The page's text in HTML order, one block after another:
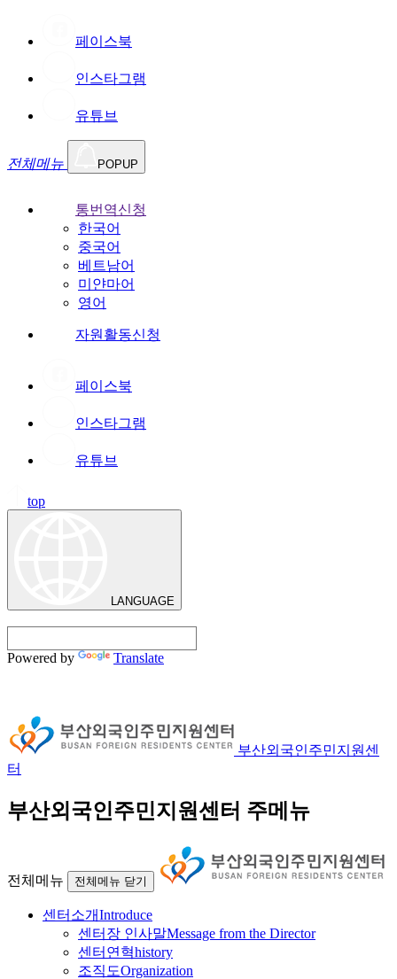
페이스북
인스타그램
유튜브
전체메뉴 POPUP
통번역신청
한국어
중국어
베트남어
미얀마어
영어
자원활동신청
페이스북
인스타그램
유튜브
top
LANGUAGE
Powered by Translate
부산외국인주민지원센
터
부산외국인주민지원센터 주메뉴
전체메뉴 전체메뉴 닫기
센터소개Introduce
센터장 인사말Message from the Director
센터연혁history
조직도Organization